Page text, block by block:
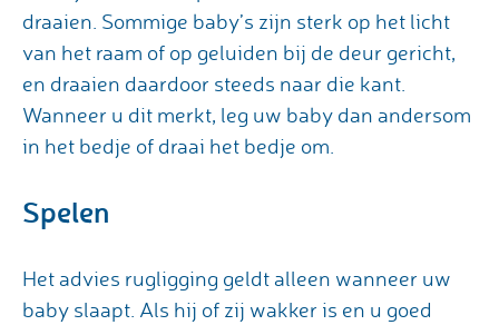
draaien. Sommige baby’s zijn sterk op het licht
van het raam of op geluiden bij de deur gericht,
en draaien daardoor steeds naar die kant.
Wanneer u dit merkt, leg uw baby dan andersom
in het bedje of draai het bedje om.
Spelen
Het advies rugligging geldt alleen wanneer uw
baby slaapt. Als hij of zij wakker is en u goed